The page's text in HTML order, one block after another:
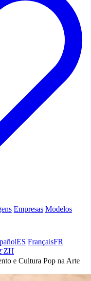
Empresas Modelos
ES FrançaisFR
ZH
e Cultura Pop na Arte